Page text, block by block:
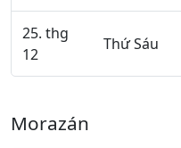
25. thg
12
Thứ Sáu
Morazán